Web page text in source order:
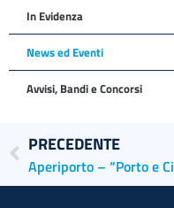
In Evidenza
News ed Eventi
Avvisi, Bandi e Concorsi
PRECEDENTE